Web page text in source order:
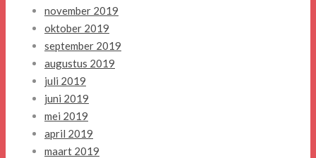
november 2019
oktober 2019
september 2019
augustus 2019
juli 2019
juni 2019
mei 2019
april 2019
maart 2019